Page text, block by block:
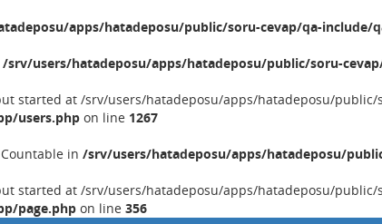
apps/hatadeposu/public/soru-cevap/qa-include/
/srv/users/hatadeposu/apps/hatadeposu/public/soru-
started at /srv/users/hatadeposu/apps/hatadeposu/
users.php on line 1267
in /srv/users/hatadeposu/apps/hatadeposu/
started at /srv/users/hatadeposu/apps/hatadeposu/
page.php on line 356